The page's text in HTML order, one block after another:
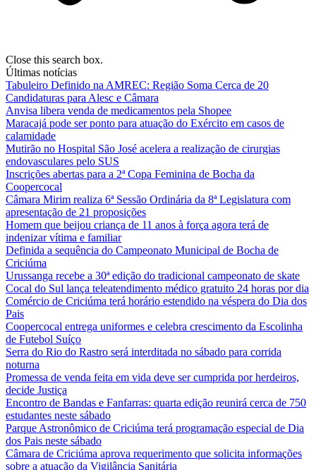
Close this search box.
Últimas notícias
Tabuleiro Definido na AMREC: Região Soma Cerca de 20
Candidaturas para Alesc e Câmara
Anvisa libera venda de medicamentos pela Shopee
Maracajá pode ser ponto para atuação do Exército em casos de
calamidade
Mutirão no Hospital São José acelera a realização de cirurgias
endovasculares pelo SUS
Inscrições abertas para a 2ª Copa Feminina de Bocha da
Coopercocal
Câmara Mirim realiza 6ª Sessão Ordinária da 8ª Legislatura com
apresentação de 21 proposições
Homem que beijou criança de 11 anos à força agora terá de
indenizar vítima e familiar
Definida a sequência do Campeonato Municipal de Bocha de
Criciúma
Urussanga recebe a 30ª edição do tradicional campeonato de skate
Cocal do Sul lança teleatendimento médico gratuito 24 horas por dia
Comércio de Criciúma terá horário estendido na véspera do Dia dos
Pais
Coopercocal entrega uniformes e celebra crescimento da Escolinha
de Futebol Suíço
Serra do Rio do Rastro será interditada no sábado para corrida
noturna
Promessa de venda feita em vida deve ser cumprida por herdeiros,
decide Justiça
Encontro de Bandas e Fanfarras: quarta edição reunirá cerca de 750
estudantes neste sábado
Parque Astronômico de Criciúma terá programação especial de Dia
dos Pais neste sábado
Câmara de Criciúma aprova requerimento que solicita informações
sobre a atuação da Vigilância Sanitária